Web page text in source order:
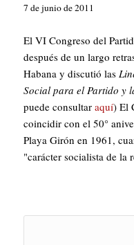
7 de junio de 2011
El VI Congreso del
después de un largo
Habana y discutió las
Social para el Partido y
puede consultar aquí) El
coincidir con el 50°
Playa Girón en 1961,
"carácter socialista de la